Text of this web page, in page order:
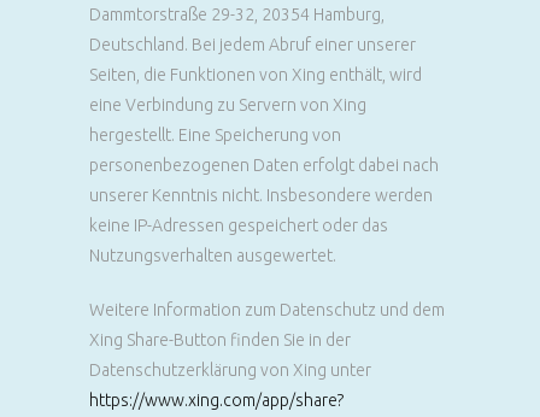
Dammtorstraße 29-32, 20354 Hamburg,
Deutschland. Bei jedem Abruf einer unserer
Seiten, die Funktionen von Xing enthält, wird
eine Verbindung zu Servern von Xing
hergestellt. Eine Speicherung von
personenbezogenen Daten erfolgt dabei nach
unserer Kenntnis nicht. Insbesondere werden
keine IP-Adressen gespeichert oder das
Nutzungsverhalten ausgewertet.
Weitere Information zum Datenschutz und dem
Xing Share-Button finden Sie in der
Datenschutzerklärung von Xing unter
https://www.xing.com/app/share?